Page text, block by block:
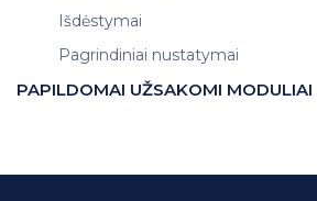
Išdėstymai
Pagrindiniai nustatymai
PAPILDOMAI UŽSAKOMI MODULIAI